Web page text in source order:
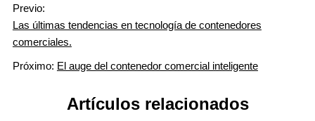
Previo:
Las últimas tendencias en tecnología de contenedores
comerciales.
Próximo: El auge del contenedor comercial inteligente
Artículos relacionados